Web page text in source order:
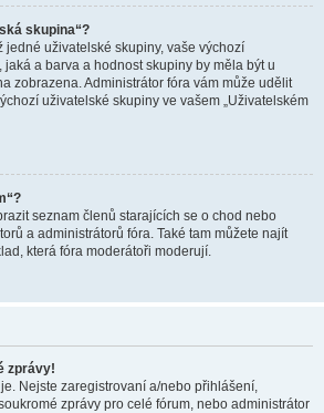
skupina“?
jedné uživatelské skupiny, vaše výchozí
a barva a hodnost skupiny by měla být u
zobrazena. Administrátor fóra vám může udělit
uživatelské skupiny ve vašem „Uživatelském
seznam členů starajících se o chod nebo
a administrátorů fóra. Také tam můžete najít
která fóra moderátoři moderují.
zprávy!
Nejste zaregistrovaní a/nebo přihlášení,
zprávy pro celé fórum, nebo administrátor